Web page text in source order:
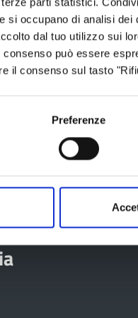
si occupano di analisi
dal tuo utilizzo sui
può essere
il consenso sul tasto
Preferenze
di un lungo
nelle